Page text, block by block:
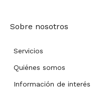
Sobre nosotros
Servicios
Quiénes somos
Información de interés